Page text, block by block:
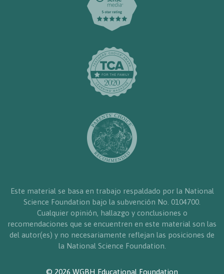
Este material se basa en trabajo respaldado por la National
Science Foundation bajo la subvención No. 0104700.
Cualquier opinión, hallazgo y conclusiones o
recomendaciones que se encuentren en este material son las
del autor(es) y no necesariamente reflejan las posiciones de
la National Science Foundation.
© 2026 WGBH Educational Foundation